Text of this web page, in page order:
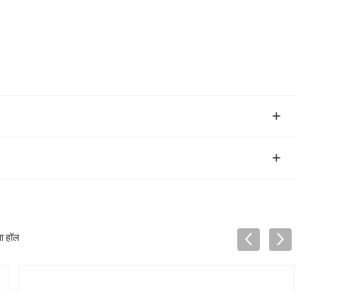
हॉल